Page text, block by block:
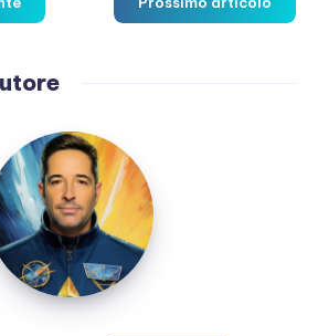
Marco
Martucci